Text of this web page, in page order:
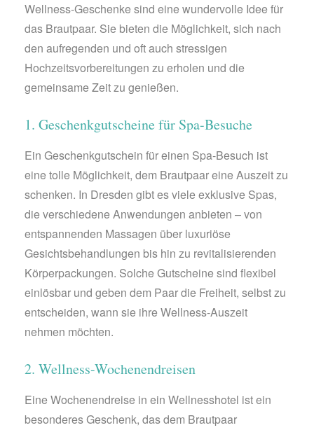
Wellness-Geschenke sind eine wundervolle Idee für
das Brautpaar. Sie bieten die Möglichkeit, sich nach
den aufregenden und oft auch stressigen
Hochzeitsvorbereitungen zu erholen und die
gemeinsame Zeit zu genießen.
1. Geschenkgutscheine für Spa-Besuche
Ein Geschenkgutschein für einen Spa-Besuch ist
eine tolle Möglichkeit, dem Brautpaar eine Auszeit zu
schenken. In Dresden gibt es viele exklusive Spas,
die verschiedene Anwendungen anbieten – von
entspannenden Massagen über luxuriöse
Gesichtsbehandlungen bis hin zu revitalisierenden
Körperpackungen. Solche Gutscheine sind flexibel
einlösbar und geben dem Paar die Freiheit, selbst zu
entscheiden, wann sie ihre Wellness-Auszeit
nehmen möchten.
2. Wellness-Wochenendreisen
Eine Wochenendreise in ein Wellnesshotel ist ein
besonderes Geschenk, das dem Brautpaar